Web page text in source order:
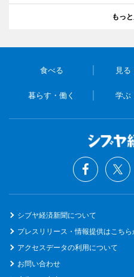
もっ
食べる 見る
暮らす・働く 学ぶ
シブヤ経済新聞について
プレスリリース・情報提供はこちら
アクセスデータの利用について
お問い合わせ